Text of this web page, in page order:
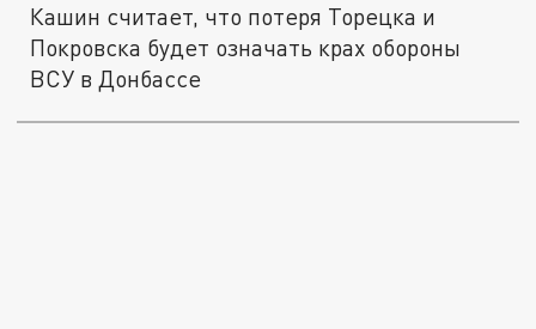
Кашин считает, что потеря Торецка и
Покровска будет означать крах обороны
ВСУ в Донбассе